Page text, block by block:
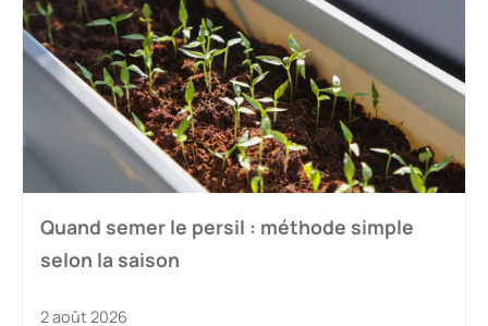
Quand semer le persil : méthode simple
selon la saison
2 août 2026